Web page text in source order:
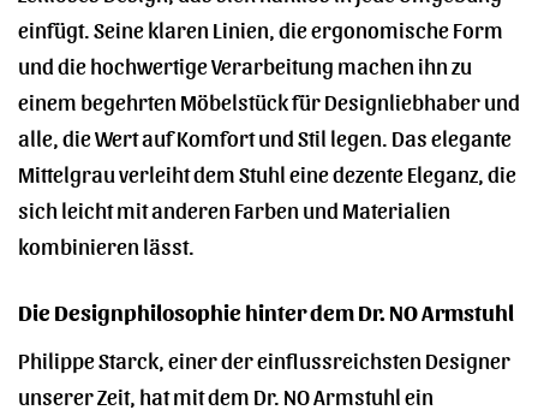
einfügt. Seine klaren Linien, die ergonomische Form
und die hochwertige Verarbeitung machen ihn zu
einem begehrten Möbelstück für Designliebhaber und
alle, die Wert auf Komfort und Stil legen. Das elegante
Mittelgrau verleiht dem Stuhl eine dezente Eleganz, die
sich leicht mit anderen Farben und Materialien
kombinieren lässt.
Die Designphilosophie hinter dem Dr. NO Armstuhl
Philippe Starck, einer der einflussreichsten Designer
unserer Zeit, hat mit dem Dr. NO Armstuhl ein